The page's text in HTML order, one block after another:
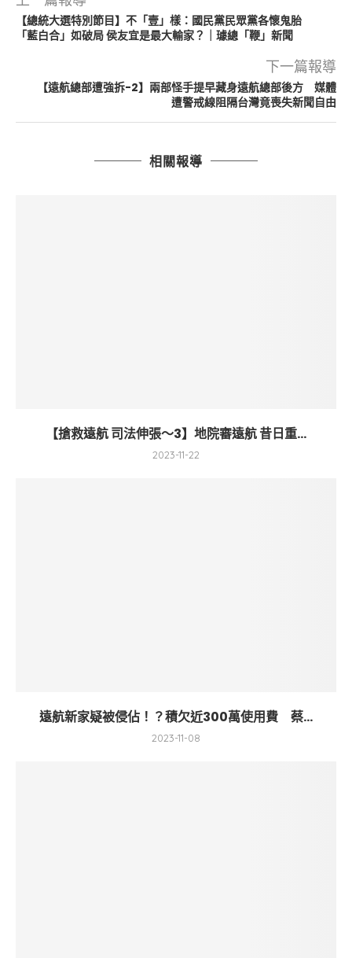
【總統大選特別節目】不「壹」樣：國民黨民眾黨各懷鬼胎
「藍白合」如破局 侯友宜是最大輸家？｜璩總「鞭」新聞
下一篇報導
【遠航總部遭強拆-2】兩部怪手提早藏身遠航總部後方 媒體
遭警戒線阻隔台灣竟喪失新聞自由
相關報導
【搶救遠航 司法伸張～3】地院審遠航 昔日重...
2023-11-22
遠航新家疑被侵佔！？積欠近300萬使用費 蔡...
2023-11-08